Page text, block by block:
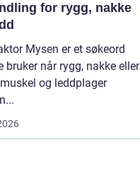
for rygg, nakke
Mysen er et søkeord
bruker når rygg, nakke eller
og leddplager